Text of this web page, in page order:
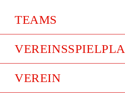
TEAMS
VEREIN